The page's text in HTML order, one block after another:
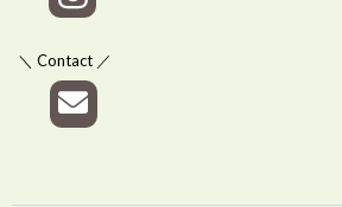
＼ Contact ／